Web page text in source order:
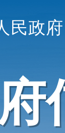
民政府